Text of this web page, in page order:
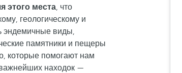
этого места, что
геологическому и
эндемичные виды,
памятники и пещеры
которые помогают нам
находок —